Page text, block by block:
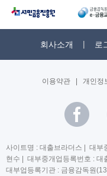
회사소개 로
이용약관 개인정
사이트명 : 대출브라더스 | 대부
현수 | 대부중개업등록번호 : 대
대부업등록기관 : 금융감독원